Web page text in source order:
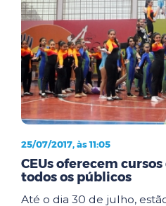
25/07/2017, às 11:05
CEUs oferecem
todos os públicos
Até o dia 30 de julho,